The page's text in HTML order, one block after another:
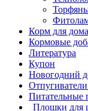
Корм для
Кормовые
Литература
Купон
Новогодний
Отпугиватели
Питательные
Плошки для